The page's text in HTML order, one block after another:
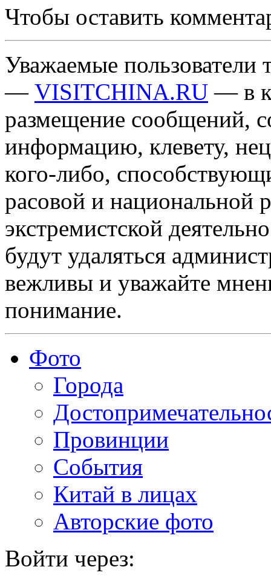
Чтобы оставить
Уважаемые пользователи
— VISITCHINA.RU — в
размещение сообщений,
информацию, клевету,
кого-либо,
расовой и национальной
экстремистской
будут удаляться
вежливы и уважайте
понимание.
Фото
Города
Провинции
События
Китай в лицах
Авторские фото
Войти через: